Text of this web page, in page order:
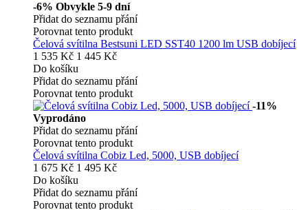
-6% Obvykle 5-9 dní
Přidat do seznamu přání
Porovnat tento produkt
Čelová svítilna Bestsuni LED SST40 1200 lm USB dobíjecí
1 535 Kč 1 445 Kč
Do košíku
Přidat do seznamu přání
Porovnat tento produkt
-11%
Vyprodáno
Přidat do seznamu přání
Porovnat tento produkt
Čelová svítilna Cobiz Led, 5000, USB dobíjecí
1 675 Kč 1 495 Kč
Do košíku
Přidat do seznamu přání
Porovnat tento produkt